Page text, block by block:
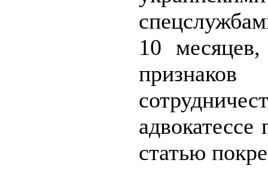
10
признаков
статью